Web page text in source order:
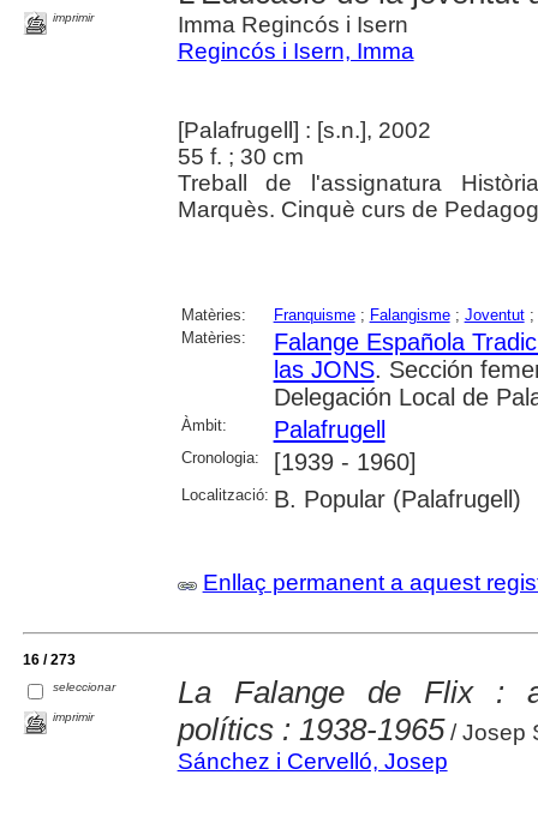
imprimir
Imma Regincós i Isern
Regincós i Isern, Imma
[Palafrugell] : [s.n.], 2002
55 f. ; 30 cm
Treball de l'assignatura
Marquès. Cinquè curs de
Matèries: Franquisme; Falangisme; Joventut;
Matèries:
Falange Española
las JONS. Sección
Delegación Local de
Àmbit: Palafrugell
Cronologia: [1939 - 1960]
Localització: B. Popular (Palafrugell)
Enllaç permanent a aquest
16 / 273
seleccionar
imprimir
La Falange de Flix :
polítics : 1938-1965/ Josep
Sánchez i Cervelló, Josep